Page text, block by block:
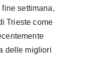
settimana,
Trieste come
delle migliori